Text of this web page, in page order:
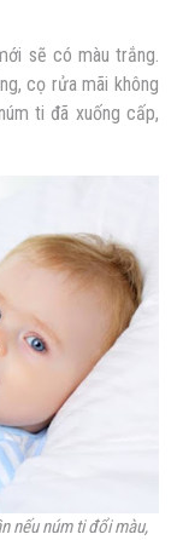
sẽ có màu trắng.
cọ rửa mãi không
ti đã xuống cấp,
nếu núm ti đổi màu,